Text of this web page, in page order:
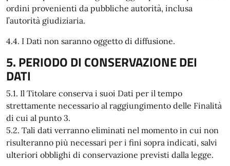
ordini provenienti da pubbliche autorità, inclusa
l’autorità giudiziaria.
4.4. I Dati non saranno oggetto di diffusione.
5. PERIODO DI CONSERVAZIONE DEI
DATI
5.1. Il Titolare conserva i suoi Dati per il tempo
strettamente necessario al raggiungimento delle Finalità
di cui al punto 3.
5.2. Tali dati verranno eliminati nel momento in cui non
risulteranno più necessari per i fini sopra indicati, salvi
ulteriori obblighi di conservazione previsti dalla legge.